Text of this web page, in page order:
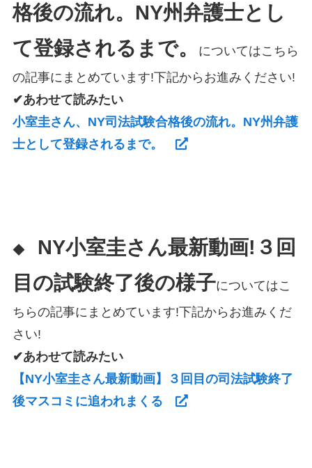
格後の流れ。NY州弁護士とし
て登録されるまで。
についてはこちら
の記事にまとめています!下記からお進みください!
✔あわせて読みたい
小室圭さん、NY司法試験合格後の流れ。NY州弁護
士として登録されるまで。
◆
NY小室圭さん最新動画!３回
目の試験終了後の様子についてはこ
ちらの記事にまとめています!下記からお進みくだ
さい!
✔あわせて読みたい
【NY小室圭さん最新動画】３回目の司法試験終了
後マスコミに追われまくる